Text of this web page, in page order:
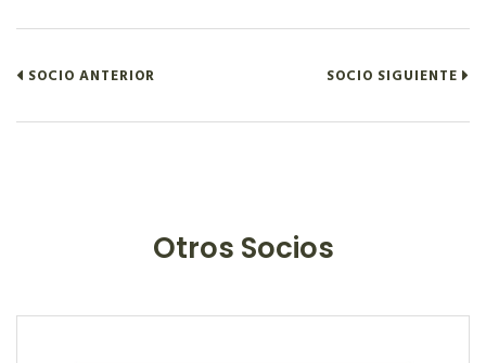
SOCIO ANTERIOR SOCIO SIGUIENTE
Otros Socios